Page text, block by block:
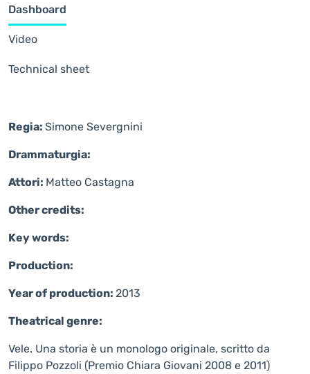
Dashboard
Video
Technical sheet
Regia: Simone Severgnini
Drammaturgia:
Attori: Matteo Castagna
Other credits:
Key words:
Production:
Year of production: 2013
Theatrical genre:
Vele. Una storia è un monologo originale, scritto da
Filippo Pozzoli (Premio Chiara Giovani 2008 e 2011)